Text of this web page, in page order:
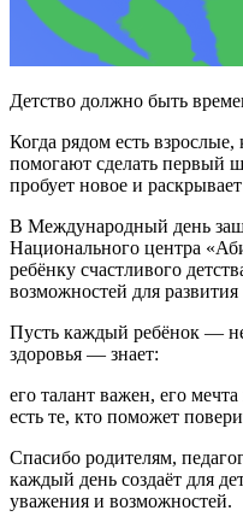
Детство должно быть
Когда рядом есть
помогают сделать первый
пробует новое и
В Международный день
Национального центра
ребёнку счастливого
возможностей для развития
Пусть каждый ребёнок —
здоровья — знает:
его талант важен, его
есть те, кто поможет
Спасибо родителям,
каждый день создаёт для
уважения и возможностей.